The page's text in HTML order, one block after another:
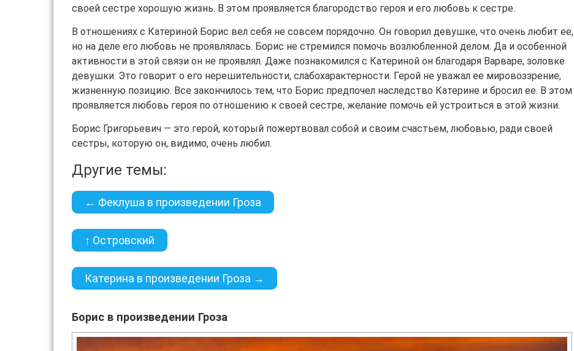
своей сестре хорошую жизнь. В этом проявляется благородство героя и его любовь к сестре.
В отношениях с Катериной Борис вел себя не совсем порядочно. Он говорил девушке, что очень любит ее,
но на деле его любовь не проявлялась. Борис не стремился помочь возлюбленной делом. Да и особенной
активности в этой связи он не проявлял. Даже познакомился с Катериной он благодаря Варваре, золовке
девушки. Это говорит о его нерешительности, слабохарактерности. Герой не уважал ее мировоззрение,
жизненную позицию. Все закончилось тем, что Борис предпочел наследство Катерине и бросил ее. В этом
проявляется любовь героя по отношению к своей сестре, желание помочь ей устроиться в этой жизни.
Борис Григорьевич — это герой, который пожертвовал собой и своим счастьем, любовью, ради своей
сестры, которую он, видимо, очень любил.
Другие темы:
← Феклуша в произведении Гроза
↑ Островский
Катерина в произведении Гроза →
Борис в произведении Гроза